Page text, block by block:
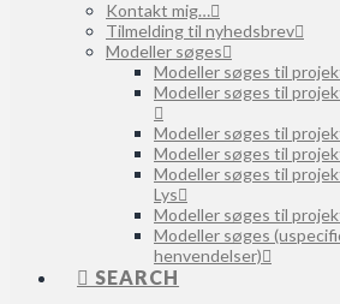
Kontakt mig…
Tilmelding til nyhedsbrev
Modeller søges
Modeller søges til
Modeller søges til
Modeller søges til
Modeller søges til
Modeller søges til
Lys
Modeller søges til
Modeller søges
henvendelser)
SEARCH